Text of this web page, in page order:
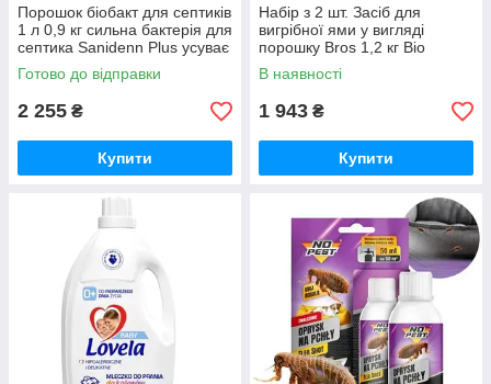
Порошок біобакт для септиків
1 л 0,9 кг сильна бактерія для
септика Sanidenn Plus усуває
запах на рік
Готово до відправки
2 255 ₴
Купити
Набір з 2 шт. Засіб для
вигрібної ями у вигляді
порошку Bros 1,2 кг Bio
Microbec Ultra в 10 разів
потужніший бактерії 1,2 кг
Bros
В наявності
1 943 ₴
Купити